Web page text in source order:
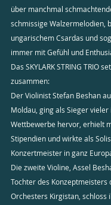
über manchmal
schmissige Walzermelodien,
ungarischem Csardas und
immer mit Gefühl und
Das SKYLARK STRING TRIO
zusammen:
Der Violinist Stefan Beshan
Moldau, ging als Sieger
Wettbewerbe hervor, erhielt
Stipendien und wirkte als
Konzertmeister in ganz
Die zweite Violine, Assel
Tochter des Konzeptmeisters
Orchesters Kirgistan, schloss